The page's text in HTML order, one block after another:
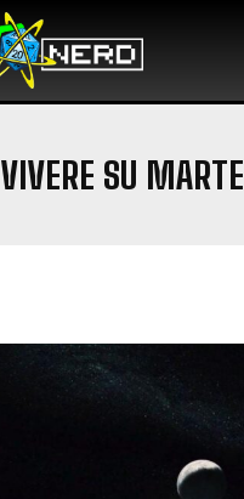
VIVERE SU MARTE